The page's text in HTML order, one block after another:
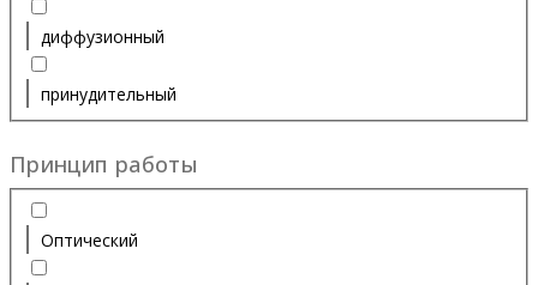
диффузионный
принудительный
Принцип работы
Оптический